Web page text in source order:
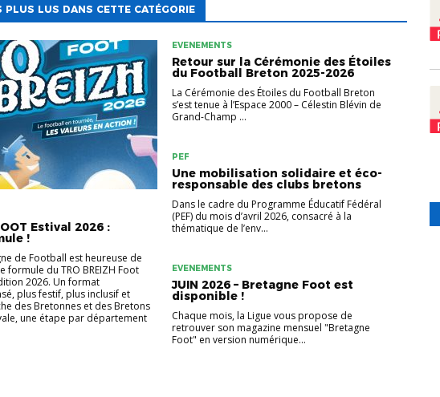
PLUS LUS DANS CETTE CATÉGORIE
Estival 2026 :
!
de Football est heureuse de
formule du TRO BREIZH Foot
2026. Un format
plus festif, plus inclusif et
des Bretonnes et des Bretons
une étape par département
EVENEMENTS
Retour sur la Cérémonie des Étoiles
du Football Breton 2025-2026
La Cérémonie des Étoiles du Football Breton
s’est tenue à l’Espace 2000 – Célestin Blévin de
Grand-Champ ...
PEF
Une mobilisation solidaire et éco-
responsable des clubs bretons
Dans le cadre du Programme Éducatif Fédéral
(PEF) du mois d’avril 2026, consacré à la
thématique de l’env...
EVENEMENTS
JUIN 2026 – Bretagne Foot est
disponible !
Chaque mois, la Ligue vous propose de
retrouver son magazine mensuel "Bretagne
Foot" en version numérique...